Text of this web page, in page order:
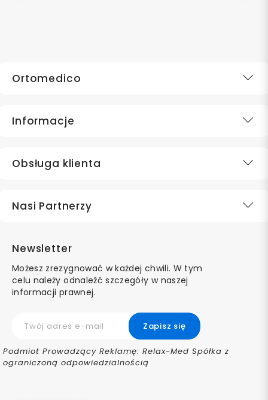
Ortomedico
Informacje
Obsługa klienta
Nasi Partnerzy
Newsletter
Możesz zrezygnować w każdej chwili. W tym
celu należy odnaleźć szczegóły w naszej
informacji prawnej.
Podmiot Prowadzący Reklamę: Relax-Med Spółka z
ograniczoną odpowiedzialnością